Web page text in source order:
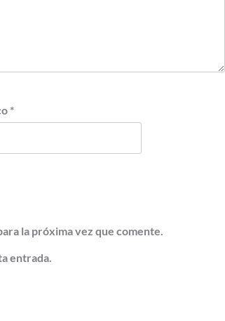
*
la próxima vez que comente.
entrada.